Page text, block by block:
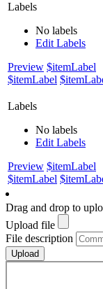
Labels
No labels
Edit Labels
Preview $itemLabel
$itemLabel
Labels
No labels
Edit Labels
Preview $itemLabel
$itemLabel
Drag and drop to
Upload file
File description